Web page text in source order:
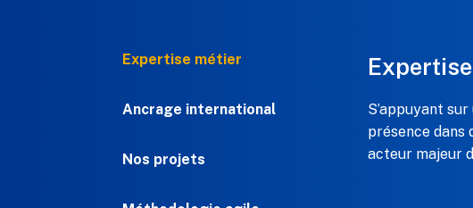
Expertise métier
Ancrage international
Nos projets
S’appuyant
présence dans
acteur majeur